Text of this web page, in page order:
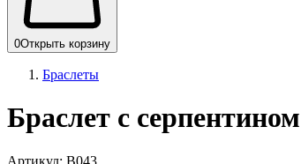
0Открыть корзину
Браслеты
Браслет с серпентином
Артикул: B043